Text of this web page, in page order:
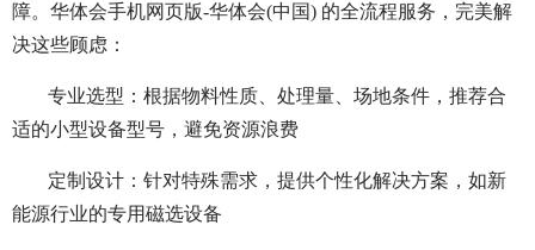
障。华体会手机网页版-华体会(中国) 的全流程服务，完美解
决这些顾虑：
专业选型：根据物料性质、处理量、场地条件，推荐合
适的小型设备型号，避免资源浪费
定制设计：针对特殊需求，提供个性化解决方案，如新
能源行业的专用磁选设备